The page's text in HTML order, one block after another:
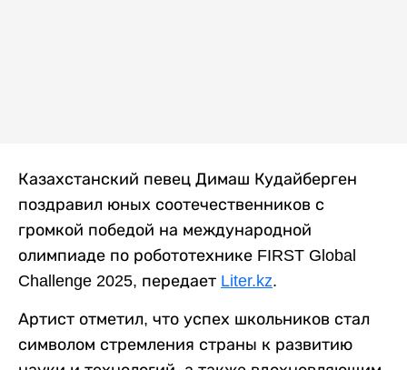
Казахстанский певец Димаш Кудайберген
поздравил юных соотечественников с
громкой победой на международной
олимпиаде по робототехнике FIRST Global
Challenge 2025, передает Liter.kz.
Артист отметил, что успех школьников стал
символом стремления страны к развитию